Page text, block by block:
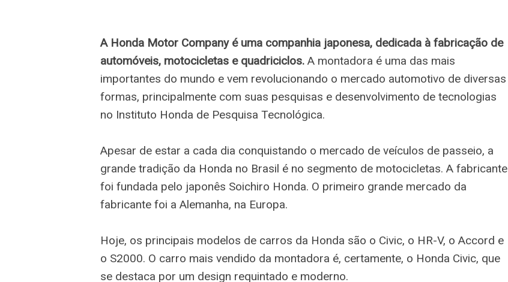
A Honda Motor Company é uma companhia japonesa, dedicada à fabricação de
automóveis, motocicletas e quadriciclos. A montadora é uma das mais
importantes do mundo e vem revolucionando o mercado automotivo de diversas
formas, principalmente com suas pesquisas e desenvolvimento de tecnologias
no Instituto Honda de Pesquisa Tecnológica.
Apesar de estar a cada dia conquistando o mercado de veículos de passeio, a
grande tradição da Honda no Brasil é no segmento de motocicletas. A fabricante
foi fundada pelo japonês Soichiro Honda. O primeiro grande mercado da
fabricante foi a Alemanha, na Europa.
Hoje, os principais modelos de carros da Honda são o Civic, o HR-V, o Accord e
o S2000. O carro mais vendido da montadora é, certamente, o Honda Civic, que
se destaca por um design requintado e moderno.